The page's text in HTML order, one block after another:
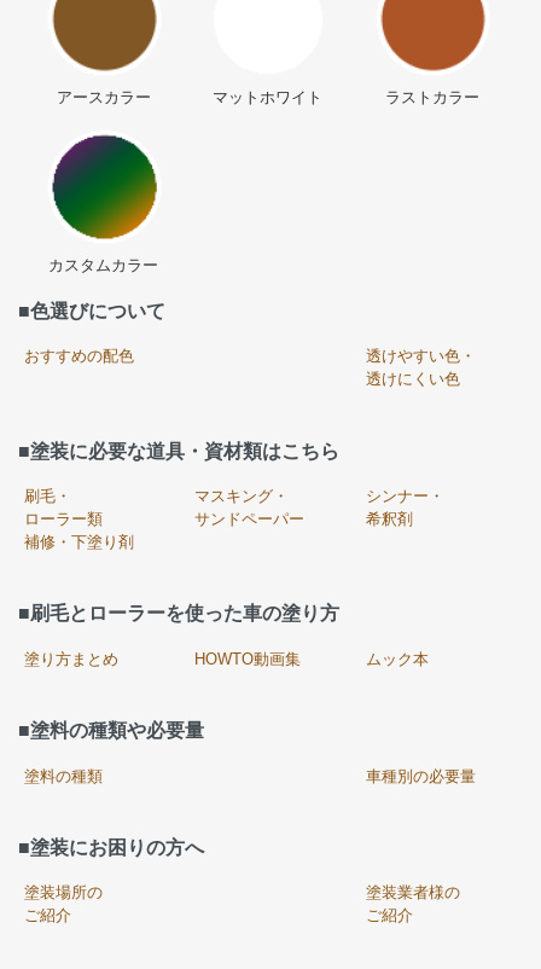
アースカラー マットホワイト ラストカラー
カスタムカラー
■色選びについて
おすすめの配色
透けやすい色・
透けにくい色
■塗装に必要な道具・資材類はこちら
刷毛・
ローラー類
マスキング・
サンドペーパー
シンナー・
希釈剤
補修・下塗り剤
■刷毛とローラーを使った車の塗り方
塗り方まとめ HOWTO動画集 ムック本
■塗料の種類や必要量
塗料の種類 車種別の必要量
■塗装にお困りの方へ
塗装場所の
ご紹介
塗装業者様の
ご紹介